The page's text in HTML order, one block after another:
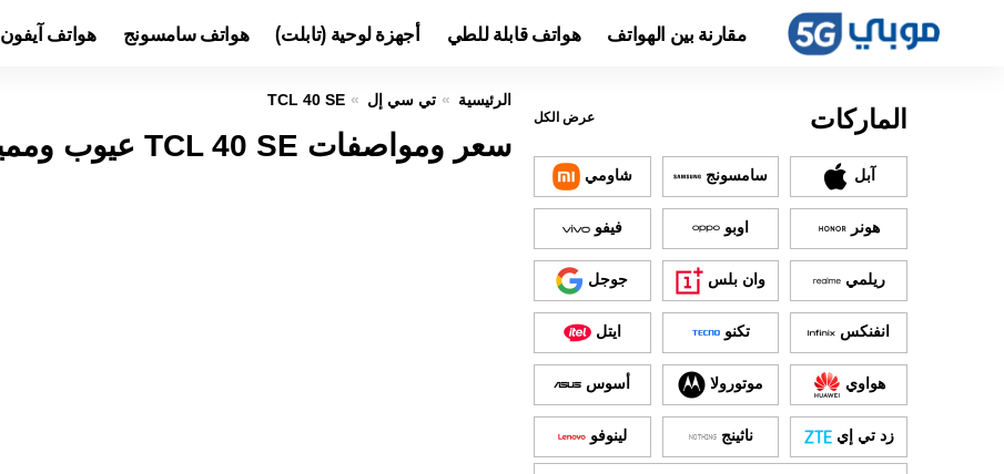
مقارنة بين الهواتف هواتف قابلة للطي أجهزة لوحية (تابلت) هواتف سامسونج هواتف آيفون
الرئيسية تي سي إل TCL 40 SE
سعر ومواصفات TCL 40 SE عيوب ومميزات
الماركات عرض الكل
آبل سامسونج شاومي
هونر اوبو فيفو
ريلمي وان بلس جوجل
انفنكس تكنو ايتل
هواوي موتورولا أسوس
زد تي إي ناثينج لينوفو